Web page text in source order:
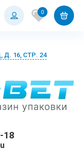
0
16, СТР. 24
18